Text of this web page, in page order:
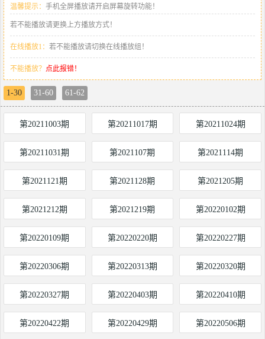
温馨提示： 手机全屏播放请开启屏幕旋转功能！
若不能播放请更换上方播放方式！
在线播放1： 若不能播放请切换在线播放组！
不能播放？ 点此报错！
1-30 31-60 61-62
第20211003期 第20211017期 第20211024期
第20211031期 第2021107期 第2021114期
第2021121期 第2021128期 第2021205期
第2021212期 第2021219期 第20220102期
第20220109期 第20220220期 第20220227期
第20220306期 第20220313期 第20220320期
第20220327期 第20220403期 第20220410期
第20220422期 第20220429期 第20220506期